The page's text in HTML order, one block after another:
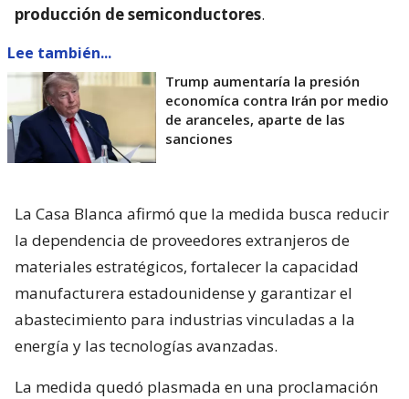
producción de semiconductores.
Lee también...
Trump aumentaría la presión
economíca contra Irán por medio
de aranceles, aparte de las
sanciones
La Casa Blanca afirmó que la medida busca reducir
la dependencia de proveedores extranjeros de
materiales estratégicos, fortalecer la capacidad
manufacturera estadounidense y garantizar el
abastecimiento para industrias vinculadas a la
energía y las tecnologías avanzadas.
La medida quedó plasmada en una proclamación